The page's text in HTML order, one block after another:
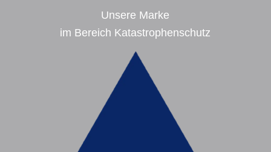
Unsere Marke
im Bereich Katastrophenschutz